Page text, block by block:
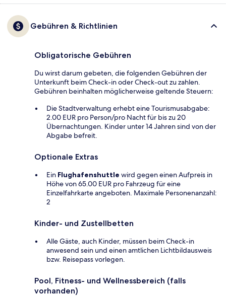
Gebühren & Richtlinien
Obligatorische Gebühren
Du wirst darum gebeten, die folgenden Gebühren der
Unterkunft beim Check-in oder Check-out zu zahlen.
Gebühren beinhalten möglicherweise geltende Steuern:
Die Stadtverwaltung erhebt eine Tourismusabgabe:
2.00 EUR pro Person/pro Nacht für bis zu 20
Übernachtungen. Kinder unter 14 Jahren sind von der
Abgabe befreit.
Optionale Extras
Ein Flughafenshuttle wird gegen einen Aufpreis in
Höhe von 65.00 EUR pro Fahrzeug für eine
Einzelfahrkarte angeboten. Maximale Personenanzahl:
2
Kinder- und Zustellbetten
Alle Gäste, auch Kinder, müssen beim Check-in
anwesend sein und einen amtlichen Lichtbildausweis
bzw. Reisepass vorlegen.
Pool, Fitness- und Wellnessbereich (falls
vorhanden)